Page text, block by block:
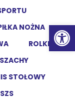
NOŻNA
ROLKI
SZACHY
STOŁOWY